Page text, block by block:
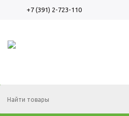
+7 (391) 2-723-110